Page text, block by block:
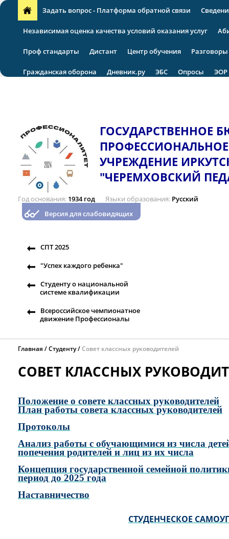
Задать вопрос - Платформа обратной связи
Независимая оценка качества условий оказания услуг
Проф стандарты Дистант Центр обучения
Гражданская оборона Дневник.ру ЭБС Опросы ЭОР
ГОСУДАРСТВЕННОЕ
УЧРЕЖДЕНИЕ
"ЧЕРЕМХОВСКИЙ
Год основания 1934 год Языки образования Русский
Версия для слабовидящих
СПТ 2025
"Успех каждого ребенка"
Студенту о национальной
системе квалификации
Всероссийское чемпионатное
движение Профессионалы
Главная Студенту Совет классных руководителей
СОВЕТ КЛАССНЫХ
Положение о совете классных руководителей
План работы совета классных руководителей
Протоколы
Анализ работы с обучающимися из числа
попечения родителей и лиц из их числа
Концепция государственной семейной
период до 2025 года
Наставничество
СТУДЕНЧЕСКОЕ